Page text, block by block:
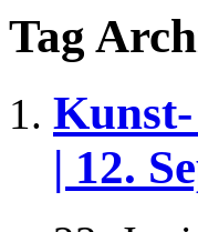
Tag
| 12.